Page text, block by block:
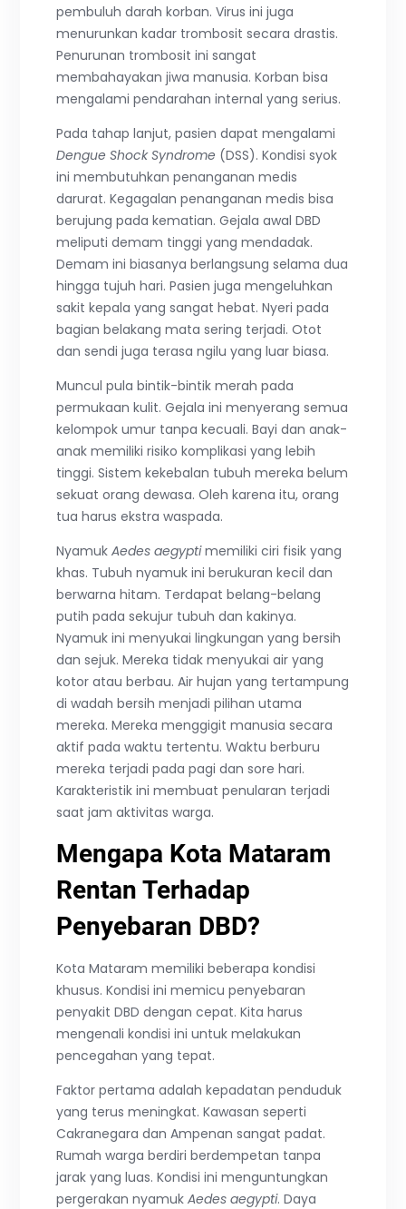
pembuluh darah korban. Virus ini juga
menurunkan kadar trombosit secara drastis.
Penurunan trombosit ini sangat
membahayakan jiwa manusia. Korban bisa
mengalami pendarahan internal yang serius.
Pada tahap lanjut, pasien dapat mengalami
Dengue Shock Syndrome (DSS). Kondisi syok
ini membutuhkan penanganan medis
darurat. Kegagalan penanganan medis bisa
berujung pada kematian. Gejala awal DBD
meliputi demam tinggi yang mendadak.
Demam ini biasanya berlangsung selama dua
hingga tujuh hari. Pasien juga mengeluhkan
sakit kepala yang sangat hebat. Nyeri pada
bagian belakang mata sering terjadi. Otot
dan sendi juga terasa ngilu yang luar biasa.
Muncul pula bintik-bintik merah pada
permukaan kulit. Gejala ini menyerang semua
kelompok umur tanpa kecuali. Bayi dan anak-
anak memiliki risiko komplikasi yang lebih
tinggi. Sistem kekebalan tubuh mereka belum
sekuat orang dewasa. Oleh karena itu, orang
tua harus ekstra waspada.
NyamukAedes aegyptimemiliki ciri fisik yang
khas. Tubuh nyamuk ini berukuran kecil dan
berwarna hitam. Terdapat belang-belang
putih pada sekujur tubuh dan kakinya.
Nyamuk ini menyukai lingkungan yang bersih
dan sejuk. Mereka tidak menyukai air yang
kotor atau berbau. Air hujan yang tertampung
di wadah bersih menjadi pilihan utama
mereka. Mereka menggigit manusia secara
aktif pada waktu tertentu. Waktu berburu
mereka terjadi pada pagi dan sore hari.
Karakteristik ini membuat penularan terjadi
saat jam aktivitas warga.
Mengapa Kota Mataram
Rentan Terhadap
Penyebaran DBD?
Kota Mataram memiliki beberapa kondisi
khusus. Kondisi ini memicu penyebaran
penyakit DBD dengan cepat. Kita harus
mengenali kondisi ini untuk melakukan
pencegahan yang tepat.
Faktor pertama adalah kepadatan penduduk
yang terus meningkat. Kawasan seperti
Cakranegara dan Ampenan sangat padat.
Rumah warga berdiri berdempetan tanpa
jarak yang luas. Kondisi ini menguntungkan
pergerakan nyamukAedes aegypti. Daya